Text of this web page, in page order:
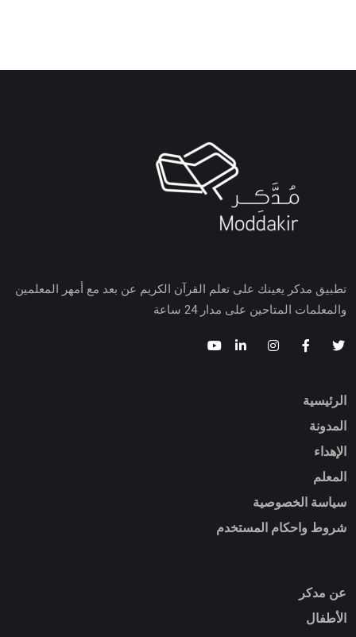
تطبيق مدكر يعينك على تعلم القرآن الكريم عن بعد مع أمهر المعلمين
والمعلمات المتاحين على مدار 24 ساعة
الرئيسية
المدونة
الإهداء
المعلم
سياسة الخصوصية
شروط واحكام المستخدم
عن مدكر
الأطفال